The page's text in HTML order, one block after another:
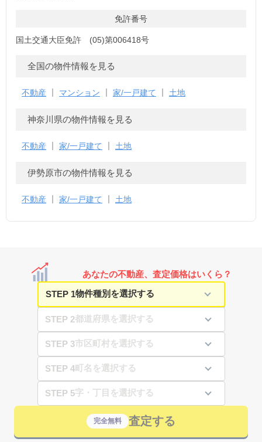
免許番号
国土交通大臣免許 (05)第006418号
全国の物件情報を見る
不動産 マンション 家/一戸建て 土地
神奈川県の物件情報を見る
不動産 家/一戸建て 土地
伊勢原市の物件情報を見る
不動産 家/一戸建て 土地
あなたの不動産、査定価格はいくら？
STEP 1
STEP 2
STEP 3
STEP 4
STEP 5
完全無料 査定する